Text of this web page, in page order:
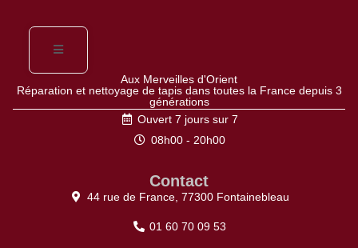
Aux Merveilles d'Orient
Réparation et nettoyage de tapis dans toutes la France depuis 3
générations
Ouvert 7 jours sur 7
08h00 - 20h00
Contact
44 rue de France, 77300 Fontainebleau
01 60 70 09 53